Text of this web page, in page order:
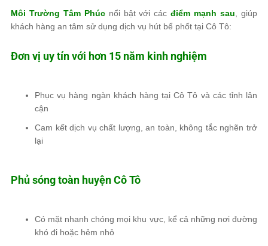
Môi Trường Tâm Phúcnổi bật với cácđiểm mạnh sau , giúp
khách hàng an tâm sử dụng dịch vụ hút bể phốt tại Cô Tô:
Đơn vị uy tín với hơn 15 năm kinh nghiệm
Phục vụ hàng ngàn khách hàng tại Cô Tô và các tỉnh lân
cận
Cam kết dịch vụ chất lượng, an toàn, không tắc nghẽn trở
lại
Phủ sóng toàn huyện Cô Tô
Có mặt nhanh chóng mọi khu vực, kể cả những nơi đường
khó đi hoặc hẻm nhỏ